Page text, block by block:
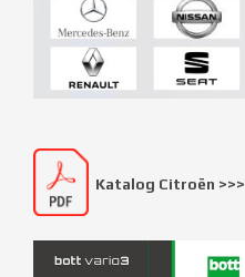
Katalog Citroën >>>